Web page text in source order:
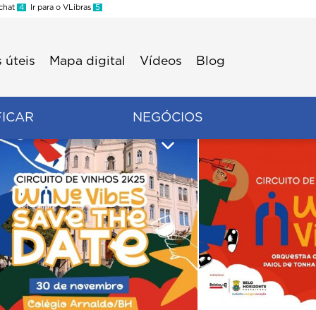
4 Ir para o VLibras 5
úteis Mapa digital Vídeos Blog
NEGÓCIOS